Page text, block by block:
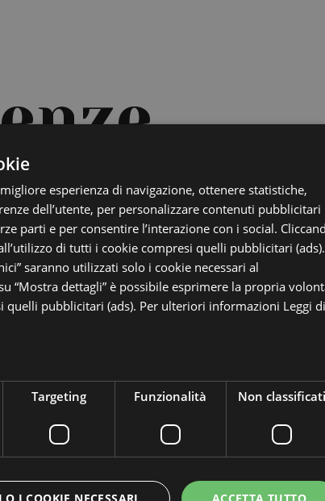
esperienza di navigazione, ottenere statistiche,
dell’utente, per personalizzare contenuti pubblicitari
parti e per consentire l’interazione con i social.
di tutti i cookie compresi quelli pubblicitari (ads).
saranno utilizzati solo i cookie necessari al
“Mostra dettagli” è possibile esprimere la propria
quelli pubblicitari (ads). Per ulteriori informazioni Leggi di
Targeting Funzionalità Non classificati